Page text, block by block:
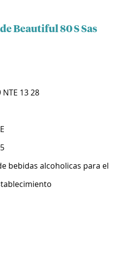
Beautiful 80 S Sas
NTE 13 28
bebidas alcoholicas para el